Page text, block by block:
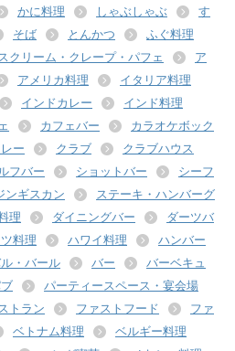
かに料理 しゃぶしゃぶ
す
そば とんかつ
ふぐ料理
クリーム・クレープ・パフェ
ア
アメリカ料理
イタリア料理
インドカレー
インド料理
カフェバー
カラオケボック
ー クラブ
クラブハウス
フバー ショットバー
シーフ
ンギスカン
ステーキ・ハンバーグ
理 ダイニングバー
ダーツバ
ツ料理 ハワイ料理
ハンバー
・バール バー
バーベキュ
パーティースペース・宴会場
トラン ファストフード
ファ
ベトナム料理
ベルギー料理